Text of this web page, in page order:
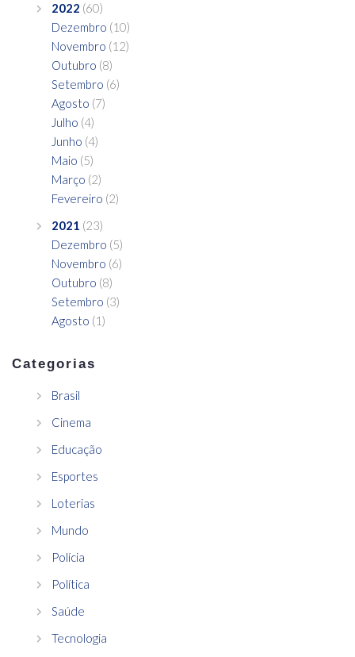
2022 (60)
Dezembro (10)
Novembro (12)
Outubro (8)
Setembro (6)
Agosto (7)
Julho (4)
Junho (4)
Maio (5)
Março (2)
Fevereiro (2)
2021 (23)
Dezembro (5)
Novembro (6)
Outubro (8)
Setembro (3)
Agosto (1)
Categorias
Brasil
Cinema
Educação
Esportes
Loterias
Mundo
Polícia
Política
Saúde
Tecnologia